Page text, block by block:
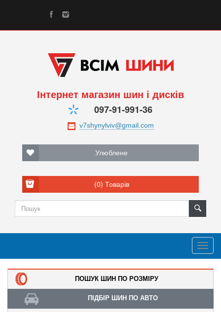
Інтернет магазин шин і дисків
097-91-991-36
Улюблене
(0) Товарів
ПОШУК ШИН ПО РОЗМІРУ
ПІДБІР ШИН ПО АВТО